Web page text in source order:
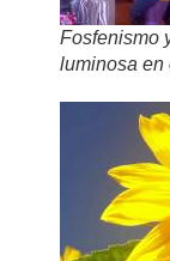
Fosfenismo
luminosa en